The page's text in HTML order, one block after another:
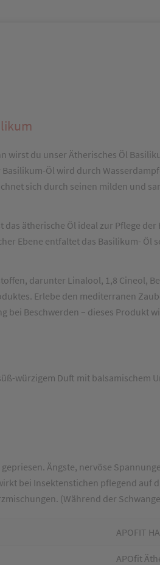
wirst du unser Ätherisches Öl
Öl wird durch
sich durch seinen milden und
ätherische Öl ideal zur Pflege
Ebene entfaltet das Basilikum-
darunter Linalool, 1,8 Cineol,
Erlebe den mediterranen
Beschwerden – dieses Produkt
würzigem Duft mit balsamischem
Ängste, nervöse
bei Insektenstichen pflegend auf
(Während der
APOFIT
APOfit